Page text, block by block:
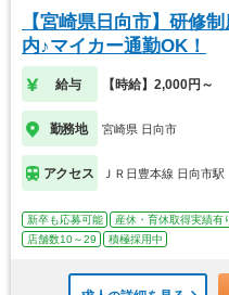
【宮崎県日向市】研修
内♪マイカー通勤OK！
給与 【時給】2,000円～
勤務地 宮崎県 日向市
アクセス ＪＲ日豊本線 日向市駅
新卒も応募可能 産休・育休取得実績有
店舗数10～29
積極採用中